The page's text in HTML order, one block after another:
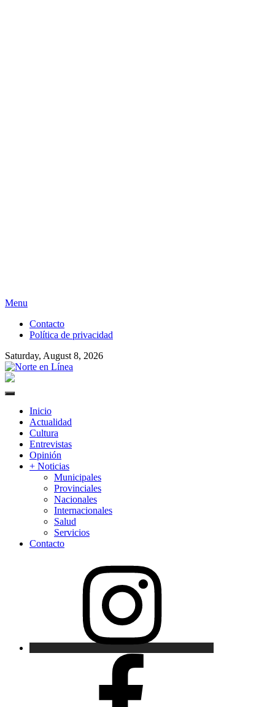
Skip
content
Menu
Contacto
Política de privacidad
Saturday, August 8, 2026
Primary
Inicio
Actualidad
Cultura
Entrevistas
Opinión
+ Noticias
Municipales
Provinciales
Nacionales
Internacionales
Salud
Servicios
Contacto